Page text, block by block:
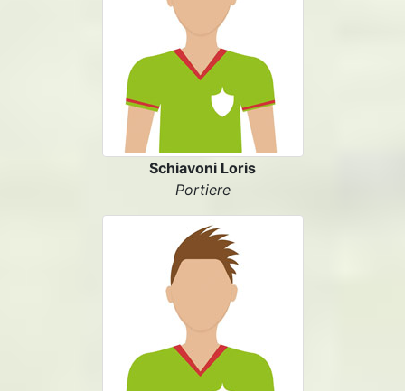
Schiavoni Loris
Portiere